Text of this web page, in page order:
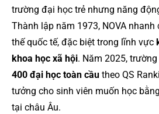
trường đại học trẻ nhưng năng
Thành lập năm 1973, NOVA
thế quốc tế, đặc biệt trong lĩnh vực
khoa học xã hội. Năm 2025,
400 đại học toàn cầu theo QS
tưởng cho sinh viên muốn học
tại châu Âu.